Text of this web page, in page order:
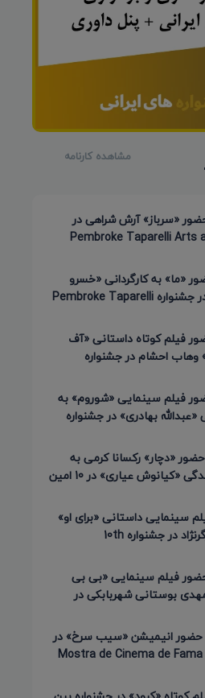
مشاهده کارنامه
«سرباز» آرش شراهی در
Pembroke Taparelli Arts
«ما» به کارگردانی «خسرو
شیری» در جشنواره Pembroke Taparelli
فیلم کوتاه داستانی «آف
وهاب احشام در جشنواره
فیلم سینمایی «شوروم» به
«عبدالله بهادری» در جشنواره
«دچار» رکسانا کرمی به
تهیه کنندگی «کیانوش عیاری» در 10 امین
سینمایی داستانی «برای او»
حمید زرگرنژاد در جشنواره 10th
فیلم سینمایی «بی بی
بوستانی شهربابکی در
حضور انیمیشن «سیب سرخ» در
جشنواره Mostra de Cinema de Fama